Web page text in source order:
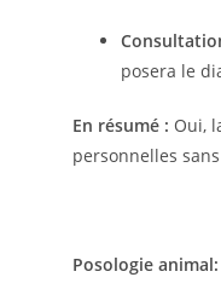
posera le
En résumé : Oui,
personnelles
Posologie animal: